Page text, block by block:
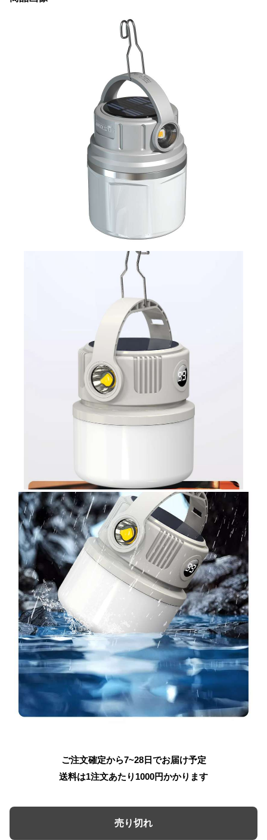
ご注文確定から7~28日でお届け予定
送料は1注文あたり 1000円かかります
売り切れ